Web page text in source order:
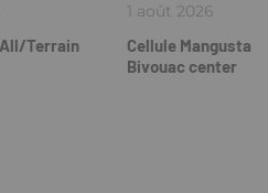
All/Terrain
1 août 2026
Cellule Mangusta
Bivouac center